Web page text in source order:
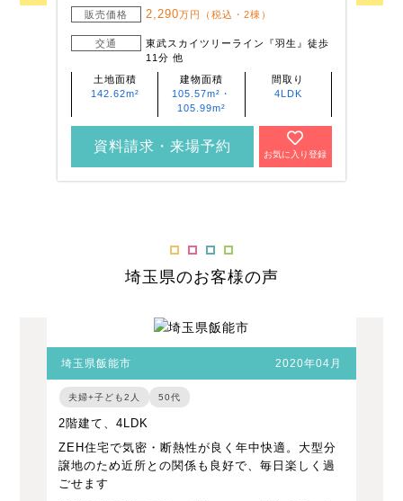
販売価格 2,290万円（税込・2棟）
交通
東武スカイツリーライン『羽生』徒歩
11分 他
土地面積
142.62m²
建物面積
105.57m²・
105.99m²
間取り
4LDK
資料請求・来場予約
お気に入り登録
埼玉県のお客様の声
埼玉県飯能市 2020年04月
夫婦+子ども2人 50代
2階建て、4LDK
ZEH住宅で気密・断熱性が良く年中快適。大型分
譲地のため近所との関係も良好で、毎日楽しく過
ごせます